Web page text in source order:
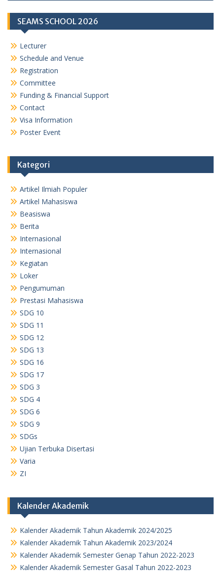
SEAMS SCHOOL 2026
Lecturer
Schedule and Venue
Registration
Committee
Funding & Financial Support
Contact
Visa Information
Poster Event
Kategori
Artikel Ilmiah Populer
Artikel Mahasiswa
Beasiswa
Berita
Internasional
Internasional
Kegiatan
Loker
Pengumuman
Prestasi Mahasiswa
SDG 10
SDG 11
SDG 12
SDG 13
SDG 16
SDG 17
SDG 3
SDG 4
SDG 6
SDG 9
SDGs
Ujian Terbuka Disertasi
Varia
ZI
Kalender Akademik
Kalender Akademik Tahun Akademik 2024/2025
Kalender Akademik Tahun Akademik 2023/2024
Kalender Akademik Semester Genap Tahun 2022-2023
Kalender Akademik Semester Gasal Tahun 2022-2023